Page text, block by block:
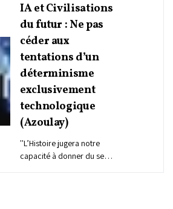
IA et Civilisations
du futur : Ne pas
céder aux
tentations d’un
déterminisme
exclusivement
technologique
(Azoulay)
''L’Histoire jugera notre
capacité à donner du sens